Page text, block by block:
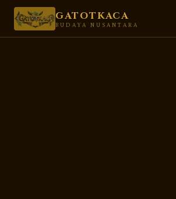
GATOTKACA
BUDAYA NUSANTARA